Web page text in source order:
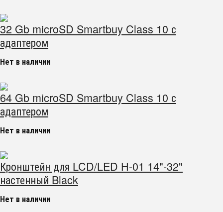
32 Gb microSD Smartbuy Class 10 с
адаптером
Нет в наличии
64 Gb microSD Smartbuy Class 10 с
адаптером
Нет в наличии
Кронштейн для LCD/LED H-01 14"-32"
настенный Black
Нет в наличии